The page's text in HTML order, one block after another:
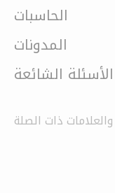
الحاسبات
المدونات
الأسئلة الشائعة
ذات الصلة